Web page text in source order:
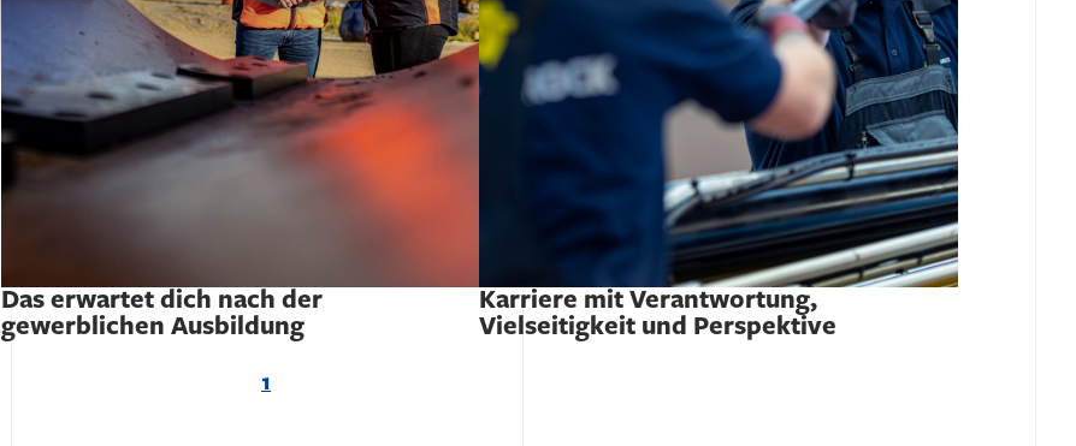
Das erwartet dich nach der
gewerblichen Ausbildung
Karriere mit Verantwortung,
Vielseitigkeit und Perspektive
1